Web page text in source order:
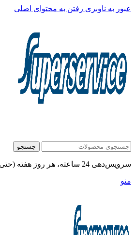
عبور به ناوبری رفتن به محتوای اصلی
جستجو
سرویس‌دهی 24 ساعته، هر روز هفته (حتی تعطیلات) به سراسر ایران:
منو